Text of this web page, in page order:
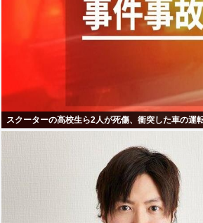
スクーターの高校生ら2人が死傷、衝突した車の運